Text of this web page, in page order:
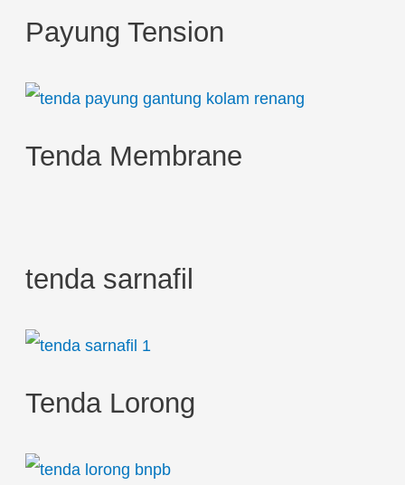
f
o
:
Payung Tension
Tenda Membrane
tenda sarnafil
Tenda Lorong